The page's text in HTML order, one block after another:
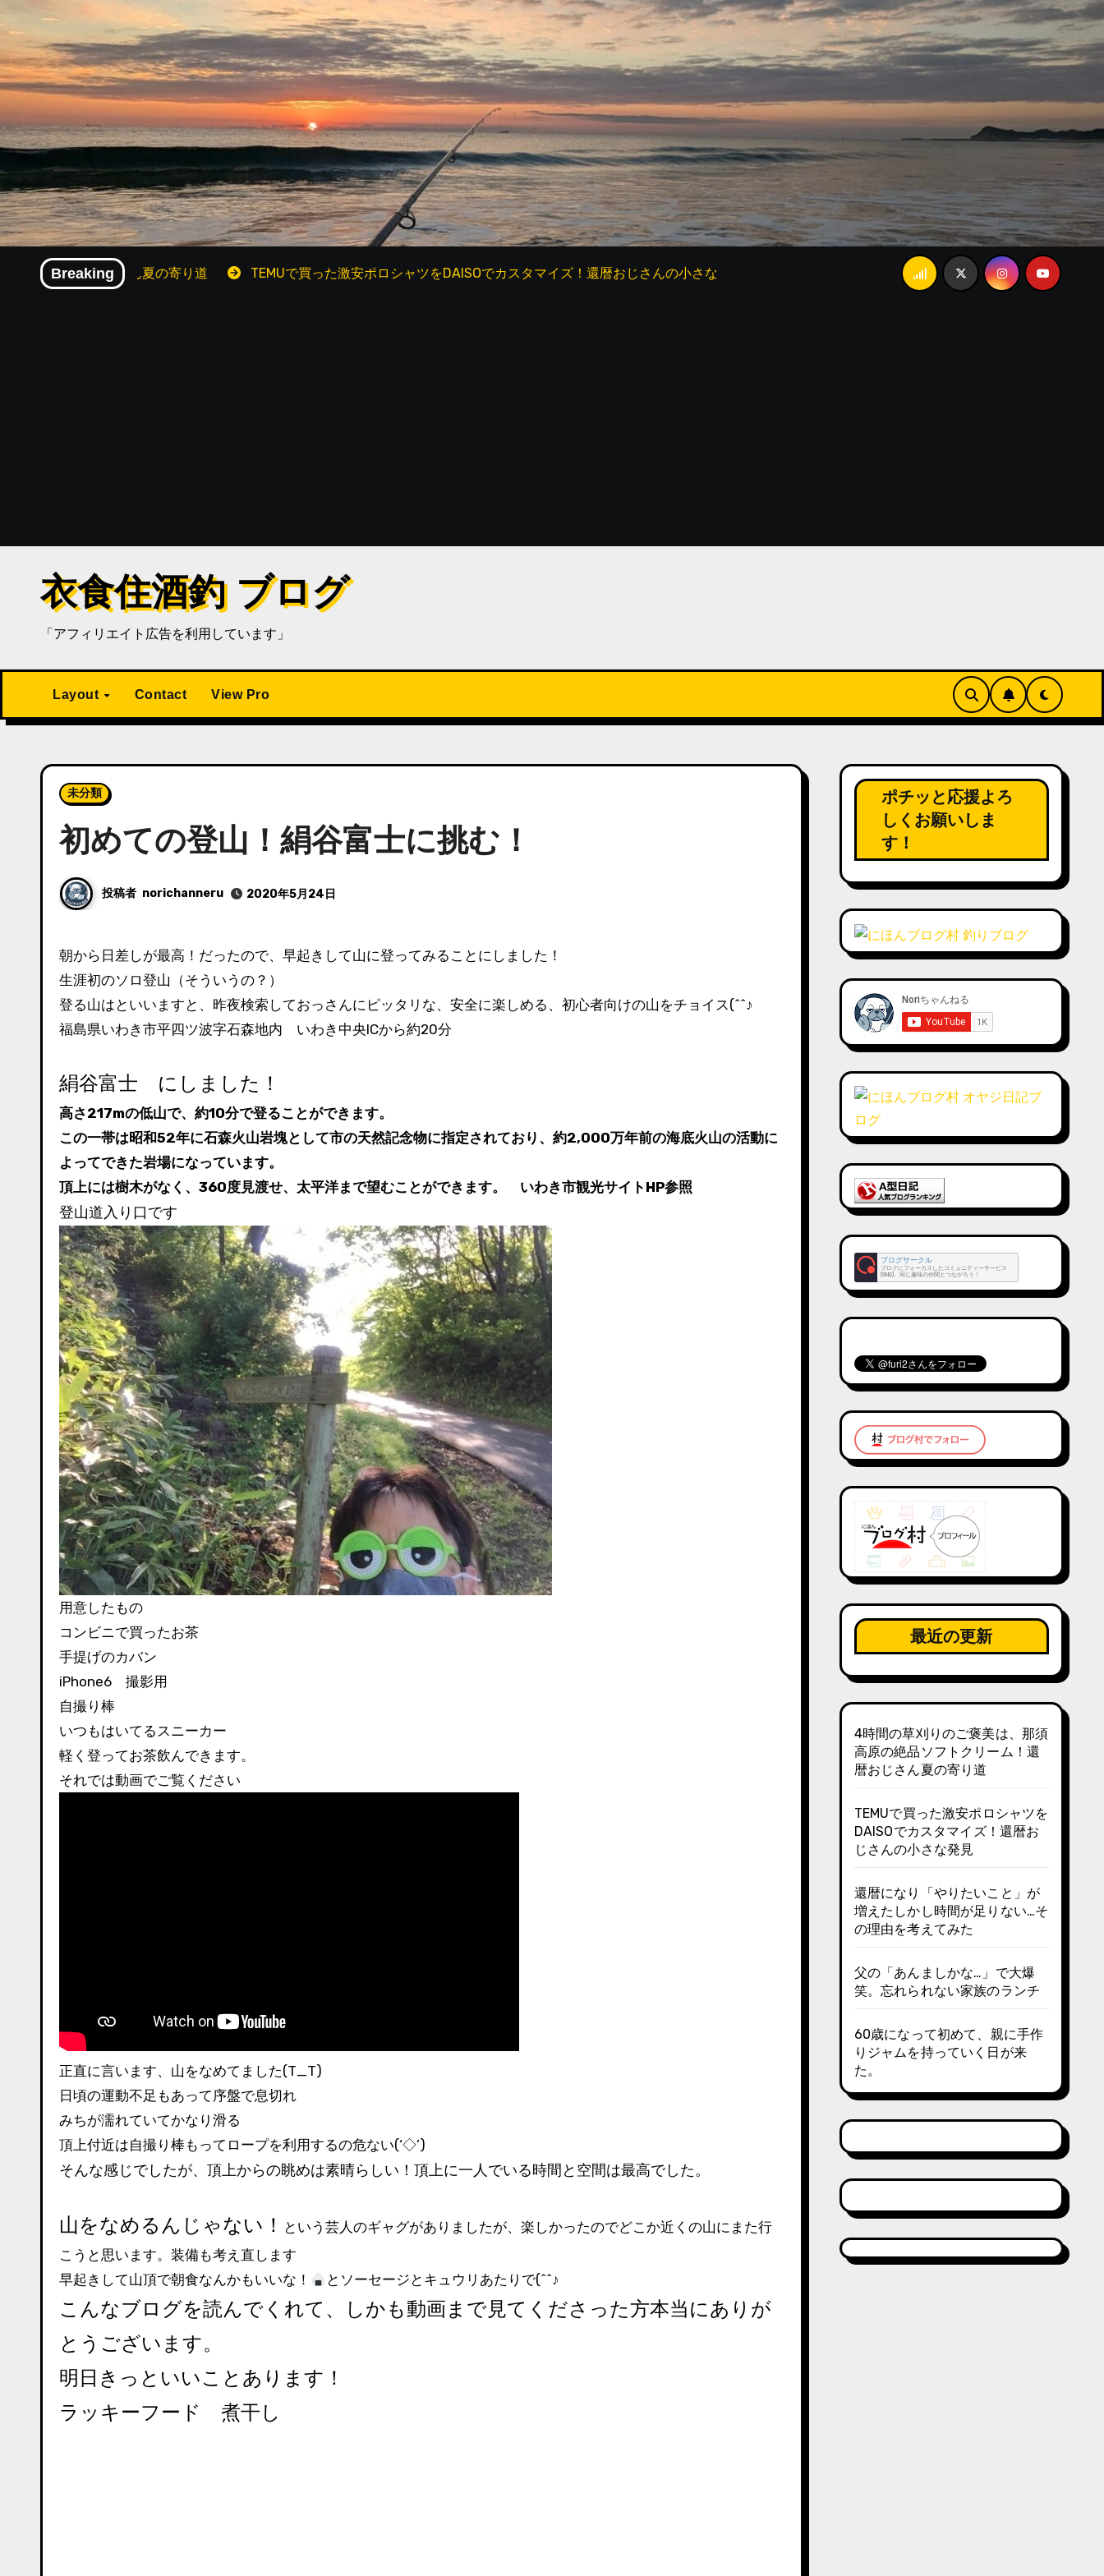
容
を
ス
キ
ッ
プ
Breaking
おじさん夏の寄り道 TEMUで買った激安ポロシャツをDAISOでカスタマイズ！還暦おじさんの小さな発見 還暦になり「やりたいこと」が増えたしかし時間が足りない…その
衣食住酒釣 ブログ
「アフィリエイト広告を利用しています」
Layout Contact View Pro
未分類
初めての登山！絹谷富士に挑む！
投稿者 norichanneru 2020年5月24日
朝から日差しが最高！だったので、早起きして山に登ってみることにしました！
生涯初のソロ登山（そういうの？）
登る山はといいますと、昨夜検索しておっさんにピッタリな、安全に楽しめる、初心者向けの山をチョイス(^^♪
福島県いわき市平四ツ波字石森地内 いわき中央ICから約20分
絹谷富士 にしました！
高さ217mの低山で、約10分で登ることができます。
この一帯は昭和52年に石森火山岩塊として市の天然記念物に指定されており、約2,000万年前の海底火山の活動に
よってできた岩場になっています。
頂上には樹木がなく、360度見渡せ、太平洋まで望むことができます。 いわき市観光サイトHP参照
登山道入り口です
用意したもの
コンビニで買ったお茶
手提げのカバン
iPhone6 撮影用
自撮り棒
いつもはいてるスニーカー
軽く登ってお茶飲んできます。
それでは動画でご覧ください
正直に言います、山をなめてました(T_T)
日頃の運動不足もあって序盤で息切れ
みちが濡れていてかなり滑る
頂上付近は自撮り棒もってロープを利用するの危ない(‘◇’)ゞ
そんな感じでしたが、頂上からの眺めは素晴らしい！頂上に一人でいる時間と空間は最高でした。
山をなめるんじゃない！
という芸人のギャグがありましたが、楽しかったのでどこか近くの山にまた行
こうと思います。装備も考え直します
早起きして山頂で朝食なんかもいいな！
とソーセージとキュウリあたりで(^^♪
こんなブログを読んでくれて、しかも動画まで見てくださった方本当にありが
とうございます。
明日きっといいことあります！
ラッキーフード 煮干し
ポチッと応援よろ
しくお願いしま
す！
ブログサークル
ブログにフォーカスしたコミュニティーサービス
(SNS)。同じ趣味の仲間とつながろう！
最近の更新
4時間の草刈りのご褒美は、那須
高原の絶品ソフトクリーム！還
暦おじさん夏の寄り道
TEMUで買った激安ポロシャツを
DAISOでカスタマイズ！還暦お
じさんの小さな発見
還暦になり「やりたいこと」が
増えたしかし時間が足りない…そ
の理由を考えてみた
父の「あんましかな…」で大爆
笑。忘れられない家族のランチ
60歳になって初めて、親に手作
りジャムを持っていく日が来
た。